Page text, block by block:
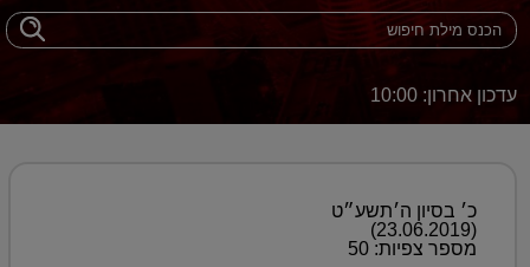
עדכון אחרון: 10:00
כ׳ בסיון ה׳תשע״ט
(23.06.2019)
מספר צפיות: 50